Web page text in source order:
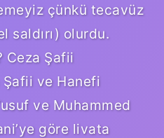
çünkü tecavüz
saldırı) olurdu.
Ceza Şafii
ve Hanefi
ve Muhammed
göre livata